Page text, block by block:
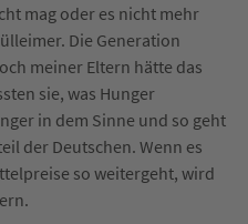
mag oder es nicht mehr
Die Generation
meiner Eltern hätte das
sie, was Hunger
in dem Sinne und so geht
der Deutschen. Wenn es
so weitergeht, wird